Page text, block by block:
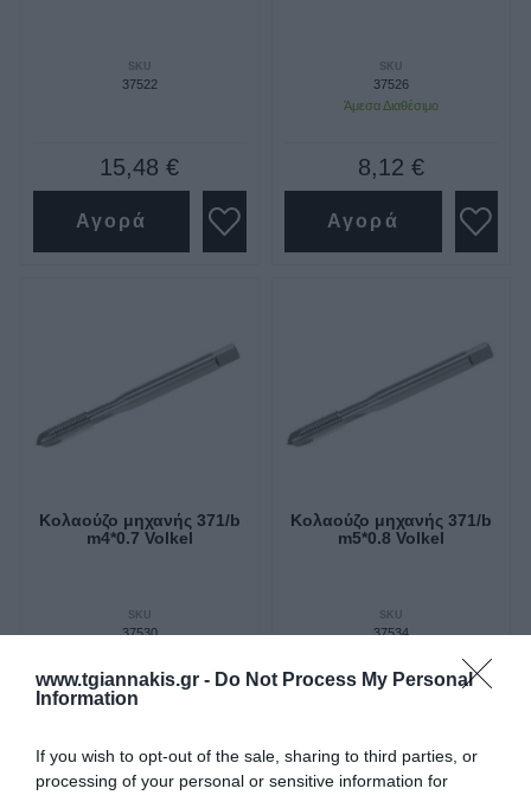
www.tgiannakis.gr - Do Not Process My Personal
Information
If you wish to opt-out of the sale, sharing to third parties, or
processing of your personal or sensitive information for
SKU
37522
15,48 €
Αγορά
SKU
37526
Άμεσα Διαθέσιμο
8,12 €
Αγορά
Κολαούζο μηχανής 371/b
m4*0.7 Volkel
SKU
37530
Κολαούζο μηχανής 371/b
m5*0.8 Volkel
SKU
37534
Αγορά